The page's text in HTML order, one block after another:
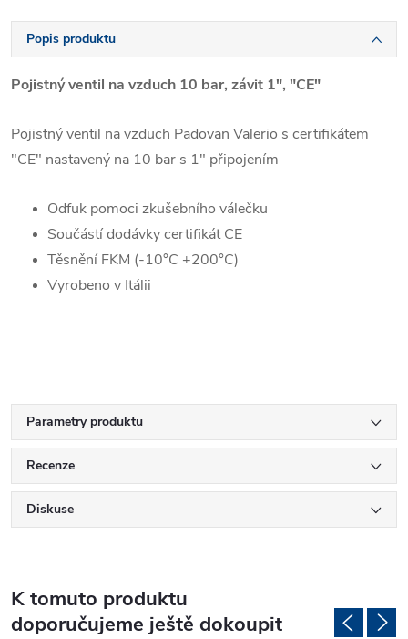
Popis produktu
Pojistný ventil na vzduch 10 bar, závit 1", "CE"
Pojistný ventil na vzduch Padovan Valerio s certifikátem
"CE" nastavený na 10 bar s 1" připojením
Odfuk pomoci zkušebního válečku
Součástí dodávky certifikát CE
Těsnění FKM (-10°C +200°C)
Vyrobeno v Itálii
Parametry produktu
Recenze
Diskuse
K tomuto produktu
doporučujeme ještě dokoupit